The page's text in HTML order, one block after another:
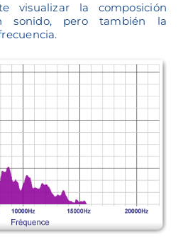
visualizar la composición
sonido, pero también la